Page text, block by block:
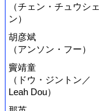
（チェン・チュウシェ
ン）
胡彦斌
（アンソン・フー）
竇靖童
（ドウ・ジントン／
Leah Dou）